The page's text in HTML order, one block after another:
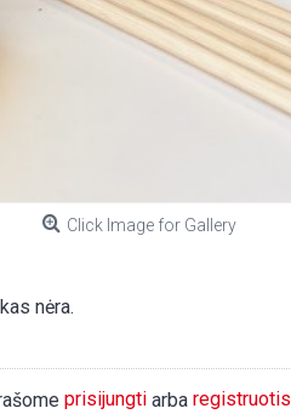
Click Image for Gallery
nėra.
prisijungti arba registruotis